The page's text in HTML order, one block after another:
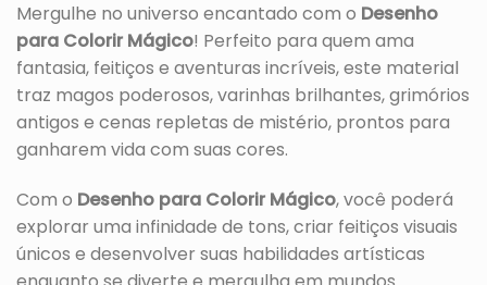
Mergulhe no universo encantado com o Desenho
para Colorir Mágico! Perfeito para quem ama
fantasia, feitiços e aventuras incríveis, este material
traz magos poderosos, varinhas brilhantes, grimórios
antigos e cenas repletas de mistério, prontos para
ganharem vida com suas cores.
Com o Desenho para Colorir Mágico, você poderá
explorar uma infinidade de tons, criar feitiços visuais
únicos e desenvolver suas habilidades artísticas